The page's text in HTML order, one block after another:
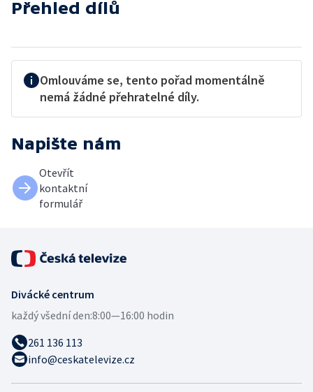
Přehled dílů
Omlouváme se, tento pořad momentálně
nemá žádné přehratelné díly.
Napište nám
Otevřít
kontaktní
formulář
Divácké centrum
každý všední den:8:00—16:00 hodin
261 136 113
info@ceskatelevize.cz